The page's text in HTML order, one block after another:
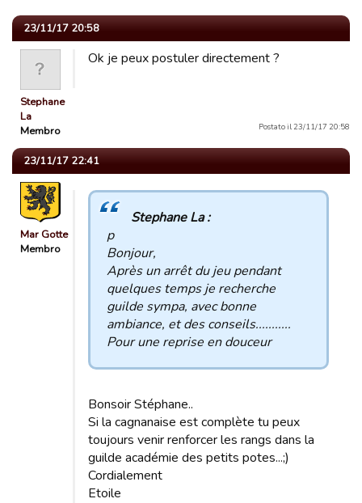
23/11/17 20:58
Stephane
La
Membro
Ok je peux postuler directement ?
Postato il 23/11/17 20:58
23/11/17 22:41
Mar Gotte
Membro
Stephane La :
p
Bonjour,
Après un arrêt du jeu pendant
quelques temps je recherche
guilde sympa, avec bonne
ambiance, et des conseils...........
Pour une reprise en douceur
Bonsoir Stéphane..
Si la cagnanaise est complète tu peux
toujours venir renforcer les rangs dans la
guilde académie des petits potes...;)
Cordialement
Etoile